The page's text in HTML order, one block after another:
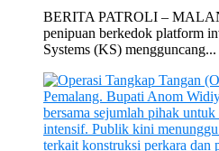
BERITA PATROLI –
penipuan berkedok platform
Systems (KS) mengguncang...